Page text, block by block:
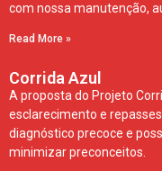
com nossa manutenção,
Read More »
Corrida Azul
A proposta do Projeto
esclarecimento e
diagnóstico precoce e
minimizar preconceitos.